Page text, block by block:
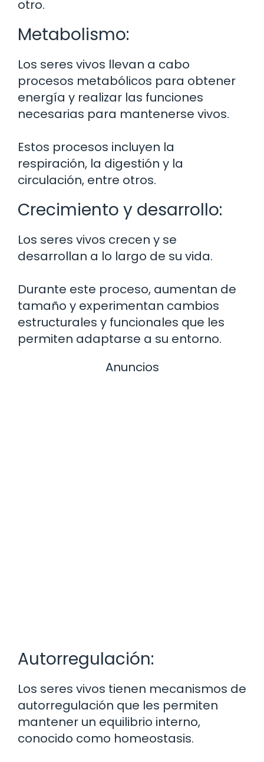
otro.
Metabolismo:
Los seres vivos llevan a cabo
procesos metabólicos para obtener
energía y realizar las funciones
necesarias para mantenerse vivos.
Estos procesos incluyen la
respiración, la digestión y la
circulación, entre otros.
Crecimiento y desarrollo:
Los seres vivos crecen y se
desarrollan a lo largo de su vida.
Durante este proceso, aumentan de
tamaño y experimentan cambios
estructurales y funcionales que les
permiten adaptarse a su entorno.
Anuncios
Autorregulación:
Los seres vivos tienen mecanismos de
autorregulación que les permiten
mantener un equilibrio interno,
conocido como homeostasis.